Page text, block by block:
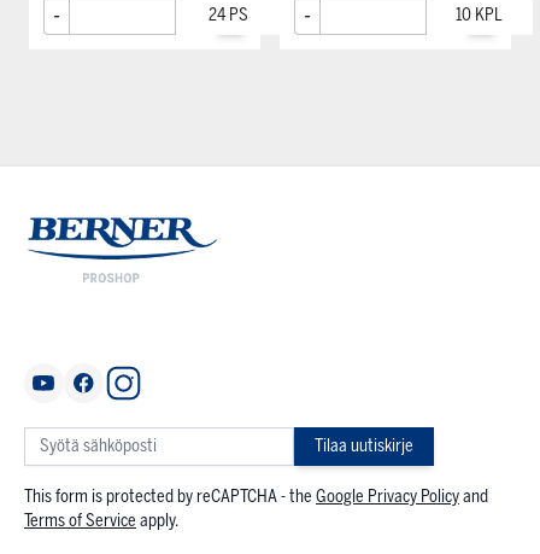
- -
Tilaa uutiskirje
This form is protected by reCAPTCHA - the Google Privacy Policyand
Terms of Service apply.